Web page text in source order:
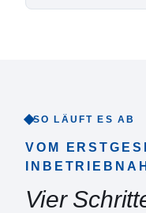
SO LÄUFT ES AB
VOM
Vier